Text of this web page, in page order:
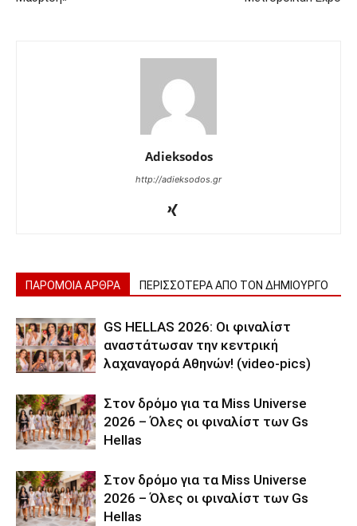
Adieksodos
http://adieksodos.gr
ΠΑΡΟΜΟΙΑ ΑΡΘΡΑ ΠΕΡΙΣΣΟΤΕΡΑ ΑΠΟ ΤΟΝ ΔΗΜΙΟΥΡΓΟ
GS HELLAS 2026: Οι φιναλίστ
αναστάτωσαν την κεντρική
λαχαναγορά Αθηνών! (video-pics)
Στον δρόμο για τα Miss Universe
2026 – Όλες οι φιναλίστ των Gs
Hellas
Στον δρόμο για τα Miss Universe
2026 – Όλες οι φιναλίστ των Gs
Hellas